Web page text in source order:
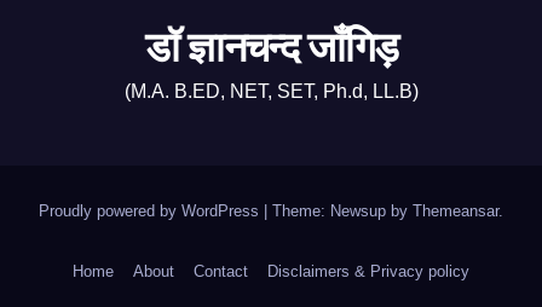
डॉ ज्ञानचन्द जाँगिड़
(M.A. B.ED, NET, SET, Ph.d, LL.B)
Proudly powered by WordPress Theme: Newsup by Themeansar.
Home About Contact Disclaimers & Privacy policy